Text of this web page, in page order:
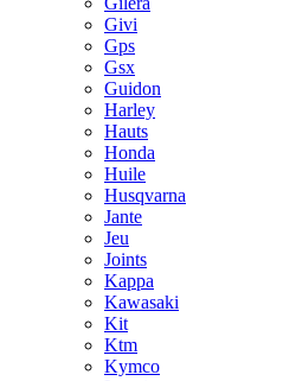
Givi
Gps
Gsx
Guidon
Harley
Hauts
Honda
Huile
Husqvarna
Jante
Jeu
Joints
Kappa
Kawasaki
Kit
Ktm
Kymco